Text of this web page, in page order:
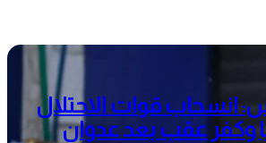
انسحاب قوات الاحتلال
وكفر عقب بعد عدوان